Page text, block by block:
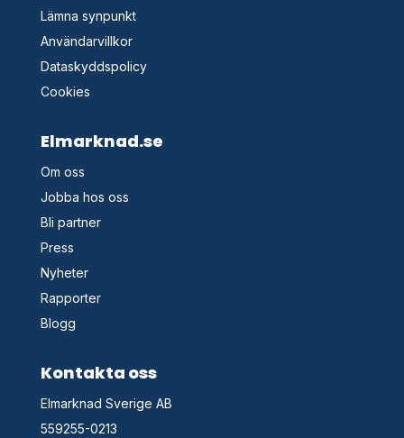
Lämna synpunkt
Användarvillkor
Dataskyddspolicy
Cookies
Elmarknad.se
Om oss
Jobba hos oss
Bli partner
Press
Nyheter
Rapporter
Blogg
Kontakta oss
Elmarknad Sverige AB
559255-0213